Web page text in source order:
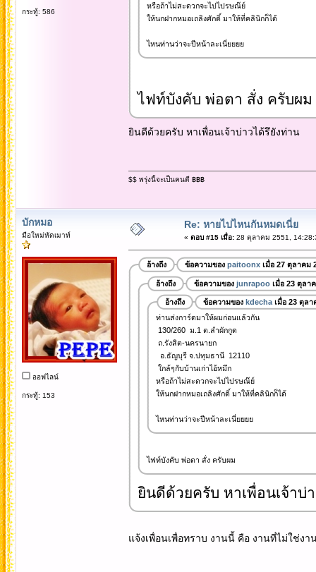
กระทู้: 586
หรือถ้าไม่สะดวกจะไปไปรษณ๊ย์
ให้นกฝากหมอเถลิงศักดิ์ มาให้ที่คลินิกก็ได้
ไหนท่านว่าจะปีหน้าละเนี่ยยยย
ไฟท์บังคับ พ่อตา สั่ง ครับผม
ยินดีด้วยครับ หาเพื่อนเจ้าบ่าวได้รึยังท่าน
$$ พรุ่งนี้จะเป็นคนดี ฿฿฿
บักหมอ
มือใหม่หัดเมาท์
ออฟไลน์
กระทู้: 153
Re: หายไปไหนกันหมดเนี่ย
« ตอบ #15 เมื่อ:28 ตุลาคม 2551,
อ้างถึง ข้อความของ paitoonxเมื่อ 27 ตุลาคม
อ้างถึง ข้อความของ junrapooเมื่อ 23 ตุลา
อ้างถึง ข้อความของ kdechaเมื่อ 23 ตุลา
ท่านส่งการ์ดมาให้ผมก่อนแล้วกัน
130/260 ม.1 ต.ลำผักกูด
ถ.รังสิต-นครนายก
อ.ธัญบุรี จ.ปทุมธานี 12110
ใกล้ๆกับบ้านเก่าไอ้หมึก
หรือถ้าไม่สะดวกจะไปไปรษณ๊ย์
ให้นกฝากหมอเถลิงศักดิ์ มาให้ที่คลินิกก็ได้
ไหนท่านว่าจะปีหน้าละเนี่ยยยย
ไฟท์บังคับ พ่อตา สั่ง ครับผม
ยินดีด้วยครับ หาเพื่อนเจ้าบ่
แจ้งเพื่อนเพื่อทราบ งานนี้ คือ งานที่ไม่ใช่งา